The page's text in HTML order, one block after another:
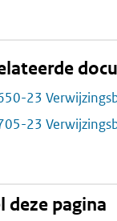
23
23
deze pagina